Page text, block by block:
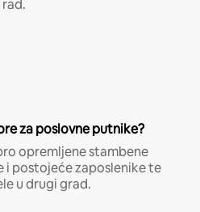
za poslovne putnike?
opremljene stambene
i postojeće zaposlenike te
u drugi grad.